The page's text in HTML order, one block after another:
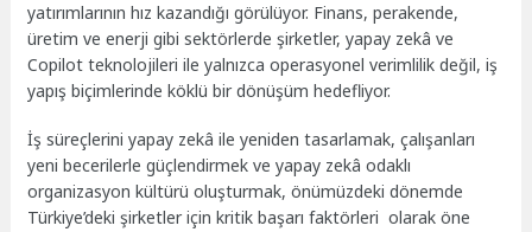
yatırımlarının hız kazandığı görülüyor. Finans, perakende,
üretim ve enerji gibi sektörlerde şirketler, yapay zekâ ve
Copilot teknolojileri ile yalnızca operasyonel verimlilik değil, iş
yapış biçimlerinde köklü bir dönüşüm hedefliyor.
İş süreçlerini yapay zekâ ile yeniden tasarlamak, çalışanları
yeni becerilerle güçlendirmek ve yapay zekâ odaklı
organizasyon kültürü oluşturmak, önümüzdeki dönemde
Türkiye’deki şirketler için kritik başarı faktörleri olarak öne